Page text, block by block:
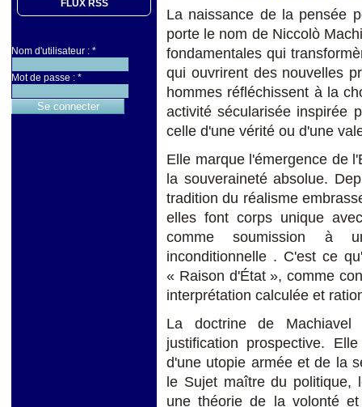
FLUX RSS
Nom d'utilisateur : *
Mot de passe : *
La naissance de la pensée
porte le nom de Niccolò
fondamentales qui
qui ouvrirent des nouvelles
hommes réfléchissent à la
activité sécularisée inspirée
celle d'une vérité ou d'une
Elle marque l'émergence de
la souveraineté absolue.
tradition du réalisme
elles font corps unique
comme soumission à
inconditionnelle . C'est ce
« Raison d'État », comme
interprétation calculée et
La doctrine de
justification prospective.
d'une utopie armée et de la
le Sujet maître du politique,
une théorie de la volonté